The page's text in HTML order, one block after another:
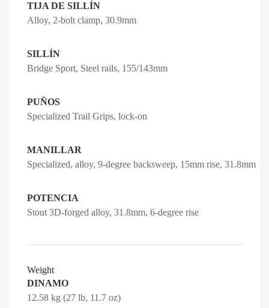
TIJA DE SILLÍN
Alloy, 2-bolt clamp, 30.9mm
SILLÍN
Bridge Sport, Steel rails, 155/143mm
PUÑOS
Specialized Trail Grips, lock-on
MANILLAR
Specialized, alloy, 9-degree backsweep, 15mm rise, 31.8mm
POTENCIA
Stout 3D-forged alloy, 31.8mm, 6-degree rise
Weight
DINAMO
12.58 kg (27 lb, 11.7 oz)